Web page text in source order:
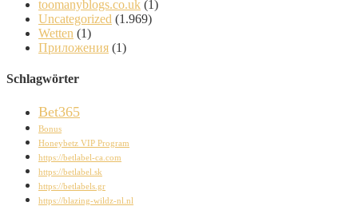
toomanyblogs.co.uk (1)
Uncategorized (1.969)
Wetten (1)
Приложения (1)
Schlagwörter
Bet365
Bonus
Honeybetz VIP Program
https://betlabel-ca.com
https://betlabel.sk
https://betlabels.gr
https://blazing-wildz-nl.nl